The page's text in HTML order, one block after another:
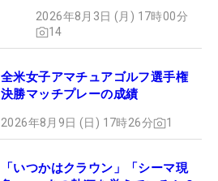
2026年8月3日 (月) 17時00分
14
全米女子アマチュアゴルフ選手権
決勝マッチプレーの成績
2026年8月9日 (日) 17時26分 1
「いつかはクラウン」「シーマ現